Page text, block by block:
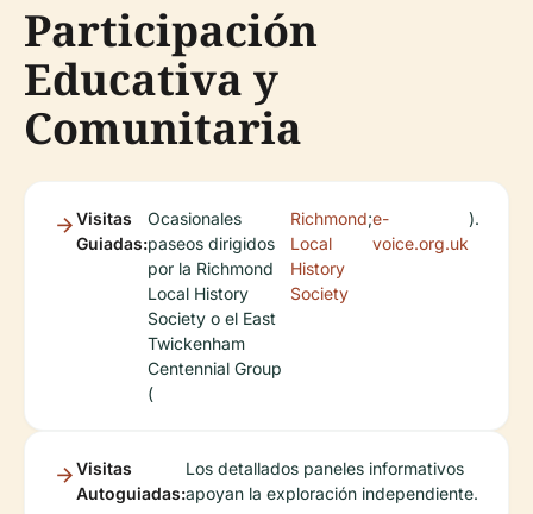
Participación
Educativa y
Comunitaria
Visitas
Guiadas:
Ocasionales
paseos dirigidos
por la Richmond
Local History
Society o el East
Twickenham
Centennial Group
(
Richmond
Local
History
Society
;e-
voice.org.uk
).
Visitas
Autoguiadas:
Los detallados paneles informativos
apoyan la exploración independiente.